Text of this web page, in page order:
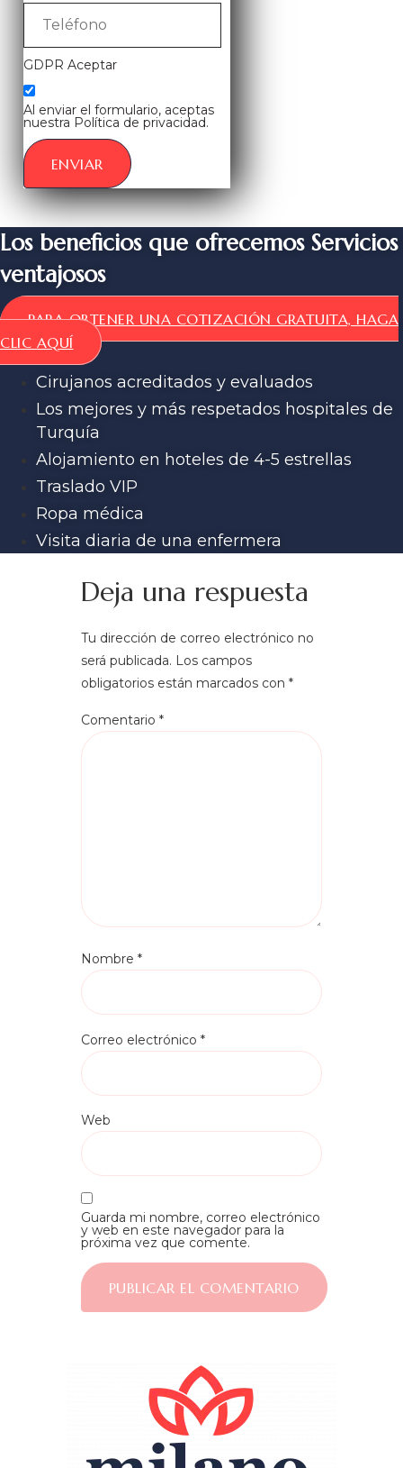
GDPR Aceptar
Al enviar el formulario, aceptas
nuestra Política de privacidad.
ENVIAR
Los beneficios que ofrecemos Servicios
ventajosos
PARA OBTENER UNA COTIZACIÓN GRATUITA, HAGA
CLIC AQUÍ
Cirujanos acreditados y evaluados
Los mejores y más respetados hospitales de
Turquía
Alojamiento en hoteles de 4-5 estrellas
Traslado VIP
Ropa médica
Visita diaria de una enfermera
Deja una respuesta
Tu dirección de correo electrónico no
será publicada. Los campos
obligatorios están marcados con *
Comentario *
Nombre *
Correo electrónico *
Web
Guarda mi nombre, correo electrónico
y web en este navegador para la
próxima vez que comente.